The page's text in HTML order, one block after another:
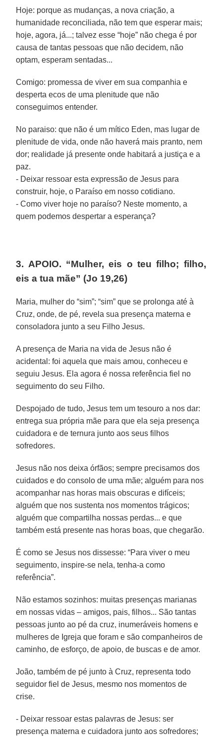
Hoje: porque as mudanças, a nova criação, a
humanidade reconciliada, não tem que esperar mais;
hoje, agora, já...; talvez esse “hoje” não chega é por
causa de tantas pessoas que não decidem, não
optam, esperam sentadas...
Comigo: promessa de viver em sua companhia e
desperta ecos de uma plenitude que não
conseguimos entender.
No paraiso: que não é um mítico Eden, mas lugar de
plenitude de vida, onde não haverá mais pranto, nem
dor; realidade já presente onde habitará a justiça e a
paz.
- Deixar ressoar esta expressão de Jesus para
construir, hoje, o Paraíso em nosso cotidiano.
- Como viver hoje no paraíso? Neste momento, a
quem podemos despertar a esperança?
3. APOIO. “Mulher, eis o teu filho; filho,
eis a tua mãe” (Jo 19,26)
Maria, mulher do “sim”; “sim” que se prolonga até à
Cruz, onde, de pé, revela sua presença materna e
consoladora junto a seu Filho Jesus.
A presença de Maria na vida de Jesus não é
acidental: foi aquela que mais amou, conheceu e
seguiu Jesus. Ela agora é nossa referência fiel no
seguimento do seu Filho.
Despojado de tudo, Jesus tem um tesouro a nos dar:
entrega sua própria mãe para que ela seja presença
cuidadora e de ternura junto aos seus filhos
sofredores.
Jesus não nos deixa órfãos; sempre precisamos dos
cuidados e do consolo de uma mãe; alguém para nos
acompanhar nas horas mais obscuras e difíceis;
alguém que nos sustenta nos momentos trágicos;
alguém que compartilha nossas perdas... e que
também está presente nas horas boas, que chegarão.
É como se Jesus nos dissesse: “Para viver o meu
seguimento, inspire-se nela, tenha-a como
referência”.
Não estamos sozinhos: muitas presenças marianas
em nossas vidas – amigos, pais, filhos... São tantas
pessoas junto ao pé da cruz, inumeráveis homens e
mulheres de Igreja que foram e são companheiros de
caminho, de esforço, de apoio, de buscas e de amor.
João, também de pé junto à Cruz, representa todo
seguidor fiel de Jesus, mesmo nos momentos de
crise.
- Deixar ressoar estas palavras de Jesus: ser
presença materna e cuidadora junto aos sofredores;